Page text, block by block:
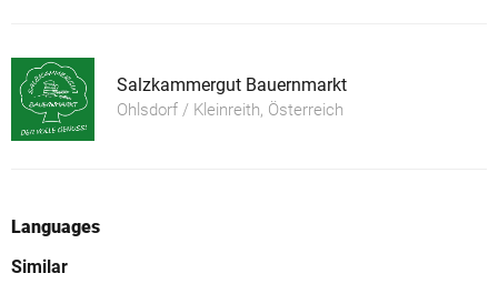
Salzkammergut Bauernmarkt
Ohlsdorf / Kleinreith, Österreich
Languages
Similar